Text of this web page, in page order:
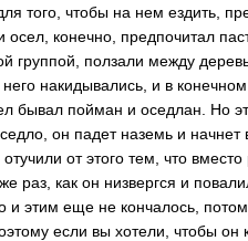
того, чтобы на нем ездить,
конечно, предпочитал
группой, ползали между
накидывались, и в конечном
бывал пойман и оседлан. Но
он падет наземь и начнет
от этого тем, что вместо
раз, как он низвергся и
и этим еще не кончалось,
если вы хотели, чтобы